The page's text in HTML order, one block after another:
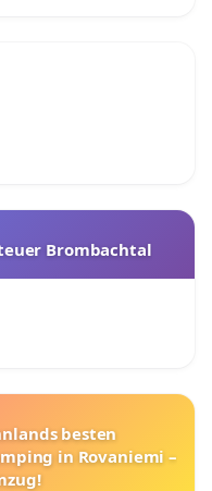
Brombachtal
besten
in Rovaniemi –